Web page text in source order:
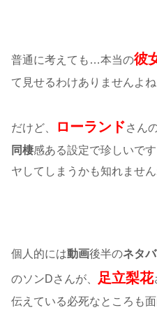
普通に考えても…本当の彼
て見せるわけありませんよね
だけど、 ローランドさん
同棲感ある設定で珍しいで
ヤしてしまうかも知れません
個人的には動画後半のネタ
のソンDさんが、 足立梨花
伝えている必死なところも